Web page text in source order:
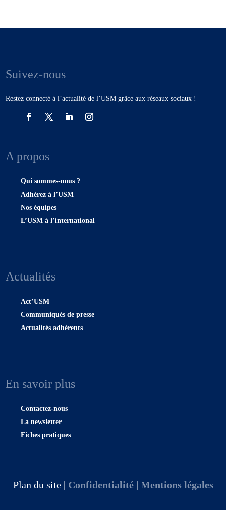
Suivez-nous
Restez connecté à l’actualité de l’USM grâce aux réseaux sociaux !
A propos
Qui sommes-nous ?
Adhérez à l’USM
Nos équipes
L’USM à l’international
Actualités
Act’USM
Communiqués de presse
Actualités adhérents
En savoir plus
Contactez-nous
La newsletter
Fiches pratiques
Plan du site | Confidentialité| Mentions légales